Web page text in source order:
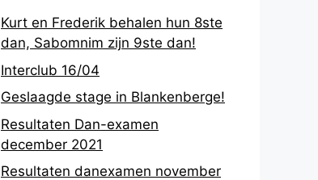
Kurt en Frederik behalen hun 8ste
dan, Sabomnim zijn 9ste dan!
Interclub 16/04
Geslaagde stage in Blankenberge!
Resultaten Dan-examen
december 2021
Resultaten danexamen november